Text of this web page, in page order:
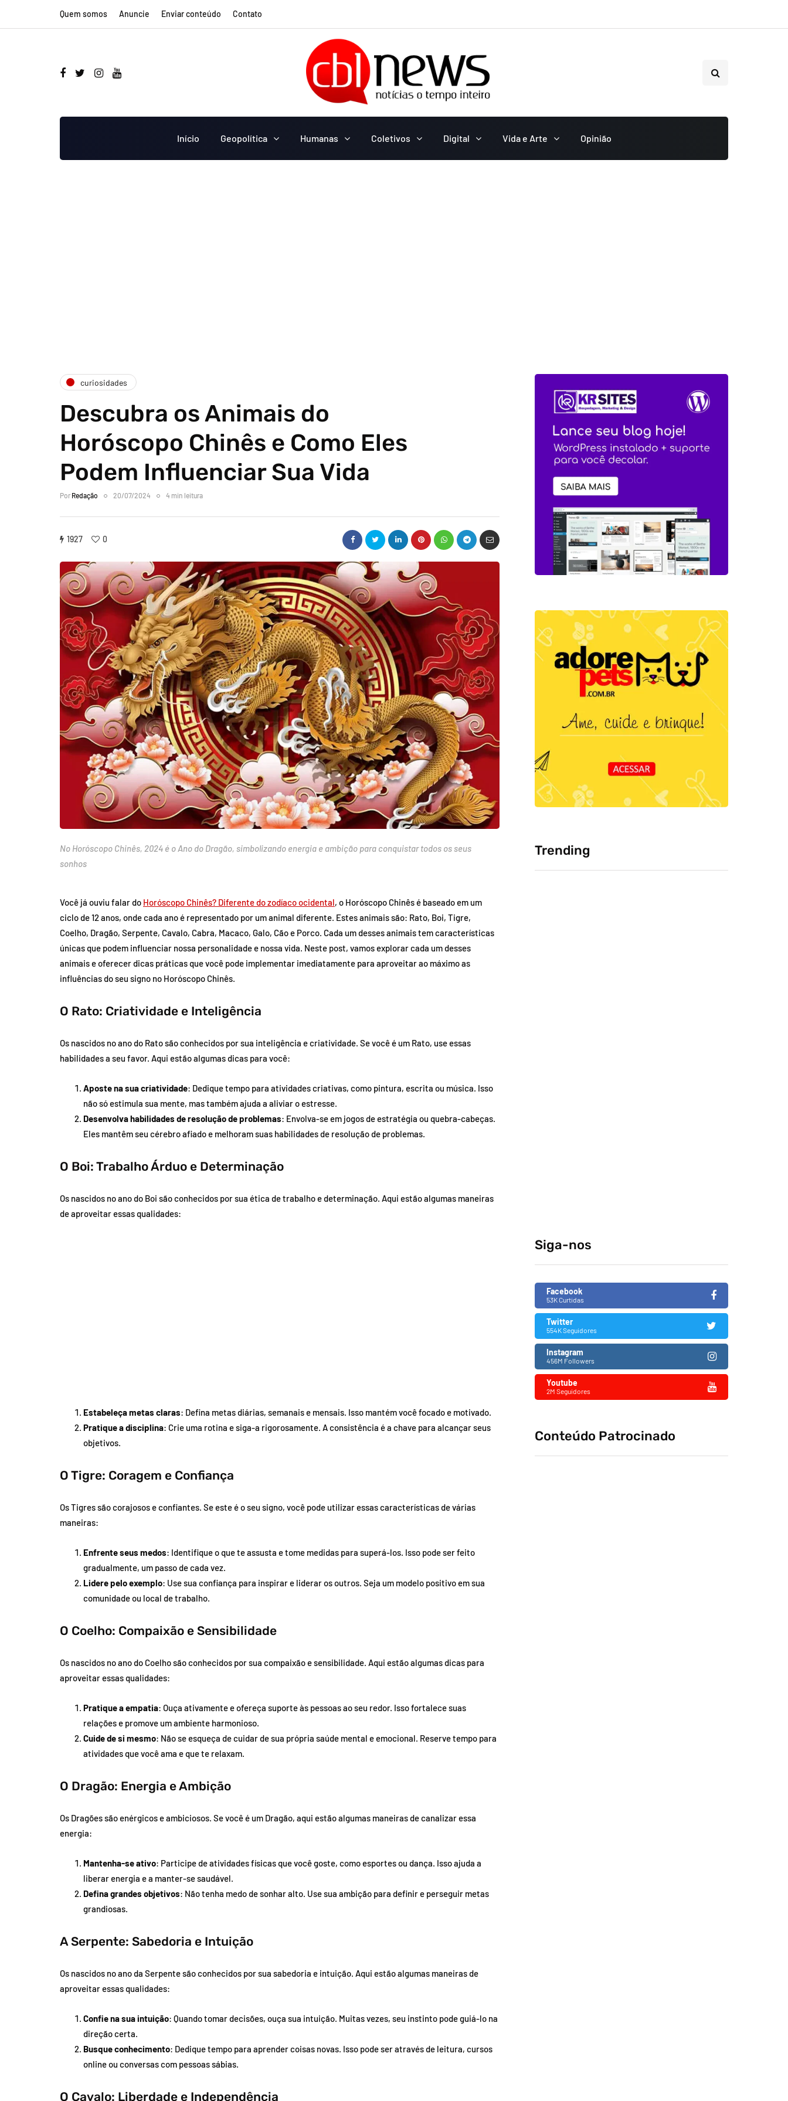
Quem somos Anuncie Enviar conteúdo Contato
Início Geopolítica Humanas Coletivos Digital Vida e Arte Opinião
curiosidades
Descubra os Animais do
Horóscopo Chinês e Como Eles
Podem Influenciar Sua Vida
Por Redação 20/07/2024 4 min leitura
1927 0
No Horóscopo Chinês, 2024 é o Ano do Dragão, simbolizando energia e ambição para conquistar todos os seus
sonhos
Você já ouviu falar do Horóscopo Chinês? Diferente do zodíaco ocidental, o Horóscopo Chinês é baseado em um
ciclo de 12 anos, onde cada ano é representado por um animal diferente. Estes animais são: Rato, Boi, Tigre,
Coelho, Dragão, Serpente, Cavalo, Cabra, Macaco, Galo, Cão e Porco. Cada um desses animais tem características
únicas que podem influenciar nossa personalidade e nossa vida. Neste post, vamos explorar cada um desses
animais e oferecer dicas práticas que você pode implementar imediatamente para aproveitar ao máximo as
influências do seu signo no Horóscopo Chinês.
O Rato: Criatividade e Inteligência
Os nascidos no ano do Rato são conhecidos por sua inteligência e criatividade. Se você é um Rato, use essas
habilidades a seu favor. Aqui estão algumas dicas para você:
Aposte na sua criatividade: Dedique tempo para atividades criativas, como pintura, escrita ou música. Isso
não só estimula sua mente, mas também ajuda a aliviar o estresse.
Desenvolva habilidades de resolução de problemas: Envolva-se em jogos de estratégia ou quebra-cabeças.
Eles mantêm seu cérebro afiado e melhoram suas habilidades de resolução de problemas.
O Boi: Trabalho Árduo e Determinação
Os nascidos no ano do Boi são conhecidos por sua ética de trabalho e determinação. Aqui estão algumas maneiras
de aproveitar essas qualidades:
Estabeleça metas claras: Defina metas diárias, semanais e mensais. Isso mantém você focado e motivado.
Pratique a disciplina: Crie uma rotina e siga-a rigorosamente. A consistência é a chave para alcançar seus
objetivos.
O Tigre: Coragem e Confiança
Os Tigres são corajosos e confiantes. Se este é o seu signo, você pode utilizar essas características de várias
maneiras:
Enfrente seus medos: Identifique o que te assusta e tome medidas para superá-los. Isso pode ser feito
gradualmente, um passo de cada vez.
Lidere pelo exemplo: Use sua confiança para inspirar e liderar os outros. Seja um modelo positivo em sua
comunidade ou local de trabalho.
O Coelho: Compaixão e Sensibilidade
Os nascidos no ano do Coelho são conhecidos por sua compaixão e sensibilidade. Aqui estão algumas dicas para
aproveitar essas qualidades:
Pratique a empatia: Ouça ativamente e ofereça suporte às pessoas ao seu redor. Isso fortalece suas
relações e promove um ambiente harmonioso.
Cuide de si mesmo: Não se esqueça de cuidar de sua própria saúde mental e emocional. Reserve tempo para
atividades que você ama e que te relaxam.
O Dragão: Energia e Ambição
Os Dragões são enérgicos e ambiciosos. Se você é um Dragão, aqui estão algumas maneiras de canalizar essa
energia:
Mantenha-se ativo: Participe de atividades físicas que você goste, como esportes ou dança. Isso ajuda a
liberar energia e a manter-se saudável.
Defina grandes objetivos: Não tenha medo de sonhar alto. Use sua ambição para definir e perseguir metas
grandiosas.
A Serpente: Sabedoria e Intuição
Os nascidos no ano da Serpente são conhecidos por sua sabedoria e intuição. Aqui estão algumas maneiras de
aproveitar essas qualidades:
Confie na sua intuição: Quando tomar decisões, ouça sua intuição. Muitas vezes, seu instinto pode guiá-lo na
direção certa.
Busque conhecimento: Dedique tempo para aprender coisas novas. Isso pode ser através de leitura, cursos
online ou conversas com pessoas sábias.
O Cavalo: Liberdade e Independência
Trending
26/11/2019
Siga-nos
Facebook
53K Curtidas
Twitter
554K Seguidores
Instagram
456M Followers
Youtube
2M Seguidores
Conteúdo Patrocinado